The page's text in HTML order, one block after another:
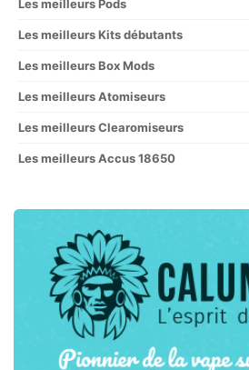
Les meilleurs Pods
Les meilleurs Kits débutants
Les meilleurs Box Mods
Les meilleurs Atomiseurs
Les meilleurs Clearomiseurs
Les meilleurs Accus 18650